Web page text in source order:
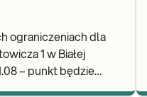
ograniczeniach dla
1 w Białej